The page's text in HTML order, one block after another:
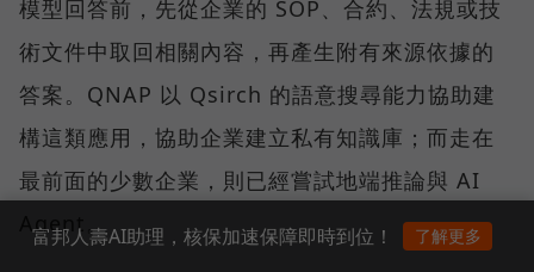
模型回答前，先從企業的 SOP、合約、法規或技
術文件中取回相關內容，再產生附有來源依據的
答案。QNAP 以 Qsirch 的語意搜尋能力協助建
構這類應用，協助企業建立私有知識庫；而走在
最前面的少數企業，則已經嘗試地端推論與 AI
Agent。
富邦人壽AI助理，核保加速保障即時到位！ 了解更多